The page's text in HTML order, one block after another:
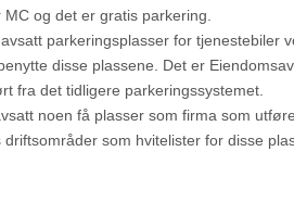
og det er gratis parkering.
parkeringsplasser for tjenestebiler
disse plassene. Det er
fra det tidligere parkeringssystemet.
noen få plasser som firma som
som hvitelister for disse